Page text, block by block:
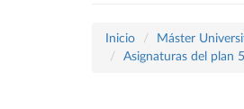
Inicio
Máster
Asignaturas del plan